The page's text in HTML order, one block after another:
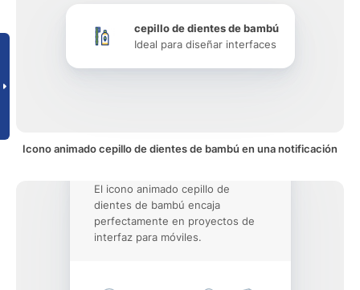
cepillo de dientes de bambú
Ideal para diseñar interfaces
Icono animado cepillo de dientes de bambú en una notificación
El icono animado cepillo de
dientes de bambú encaja
perfectamente en proyectos de
interfaz para móviles.